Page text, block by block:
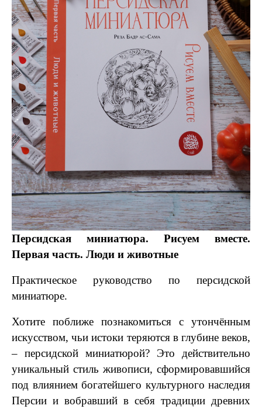
Персидская миниатюра. Рисуем вместе.
Первая часть. Люди и животные
Практическое руководство по персидской
миниатюре.
Хотите поближе познакомиться с утончённым
искусством, чьи истоки теряются в глубине веков,
– персидской миниатюрой? Это действительно
уникальный стиль живописи, сформировавшийся
под влиянием богатейшего культурного наследия
Персии и вобравший в себя традиции древних